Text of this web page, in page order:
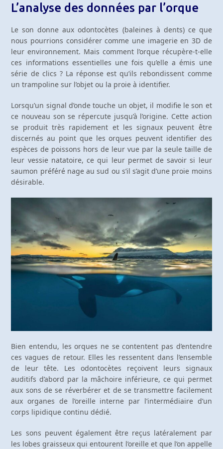
L’analyse des données par l’orque
Le son donne aux odontocètes (baleines à dents) ce que
nous pourrions considérer comme une imagerie en 3D de
leur environnement. Mais comment l’orque récupère-t-elle
ces informations essentielles une fois qu’elle a émis une
série de clics ? La réponse est qu’ils rebondissent comme
un trampoline sur l’objet ou la proie à identifier.
Lorsqu’un signal d’onde touche un objet, il modifie le son et
ce nouveau son se répercute jusqu’à l’origine. Cette action
se produit très rapidement et les signaux peuvent être
discernés au point que les orques peuvent identifier des
espèces de poissons hors de leur vue par la seule taille de
leur vessie natatoire, ce qui leur permet de savoir si leur
saumon préféré nage au sud ou s’il s’agit d’une proie moins
désirable.
Bien entendu, les orques ne se contentent pas d’entendre
ces vagues de retour. Elles les ressentent dans l’ensemble
de leur tête. Les odontocètes reçoivent leurs signaux
auditifs d’abord par la mâchoire inférieure, ce qui permet
aux sons de se réverbérer et de se transmettre facilement
aux organes de l’oreille interne par l’intermédiaire d’un
corps lipidique continu dédié.
Les sons peuvent également être reçus latéralement par
les lobes graisseux qui entourent l’oreille et que l’on appelle